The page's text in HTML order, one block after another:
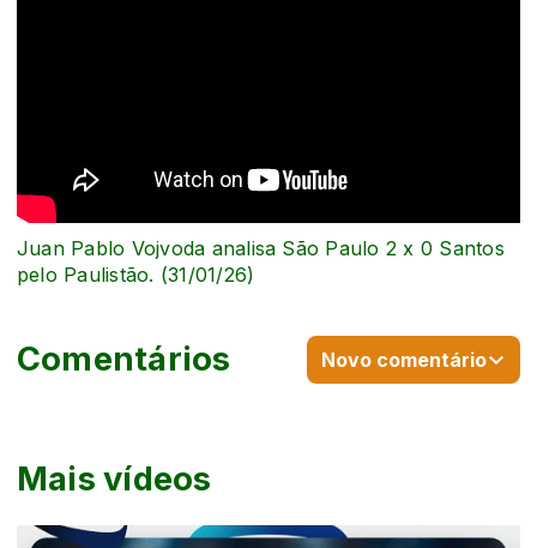
Mais vídeos
Juan Pablo Vojvoda analisa São Paulo 2 x 0 Santos
pelo Paulistão. (31/01/26)
Comentários Novo comentário